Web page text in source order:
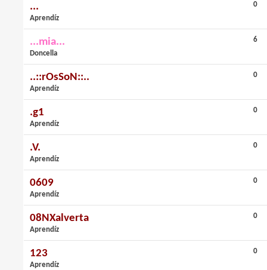
...
Aprendíz
0
...mia...
Doncella
6
..::rOsSoN::..
Aprendíz
0
.g1
Aprendíz
0
.V.
Aprendíz
0
0609
Aprendíz
0
08NXalverta
Aprendíz
0
123
Aprendíz
0